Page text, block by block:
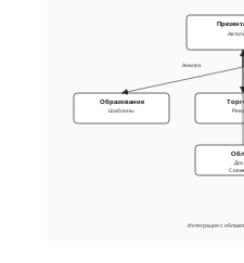
Образование
Шаблоны
Анализ
Интеграция с